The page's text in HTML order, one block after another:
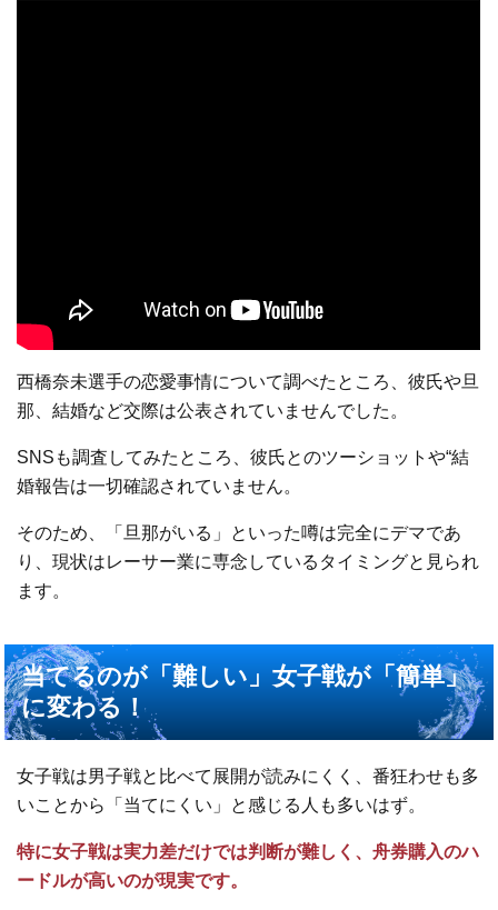
西橋奈未選手の恋愛事情について調べたところ、彼氏や旦
那、結婚など交際は公表されていませんでした。
SNSも調査してみたところ、彼氏とのツーショットや“結
婚報告は一切確認されていません。
そのため、「旦那がいる」といった噂は完全にデマであ
り、現状はレーサー業に専念しているタイミングと見られ
ます。
当てるのが「難しい」女子戦が「簡単」
に変わる！
女子戦は男子戦と比べて展開が読みにくく、番狂わせも多
いことから「当てにくい」と感じる人も多いはず。
特に女子戦は実力差だけでは判断が難しく、舟券購入のハ
ードルが高いのが現実です。